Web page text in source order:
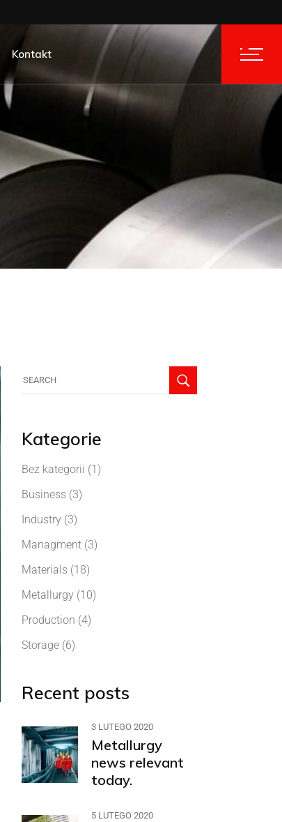
Kontakt
Kategorie
Bez kategorii (1)
Business(3)
Industry(3)
Managment(3)
Materials(18)
Metallurgy(10)
Production (4)
Storage(6)
Recent posts
3 LUTEGO 2020
Metallurgy
news relevant
today.
5 LUTEGO 2020